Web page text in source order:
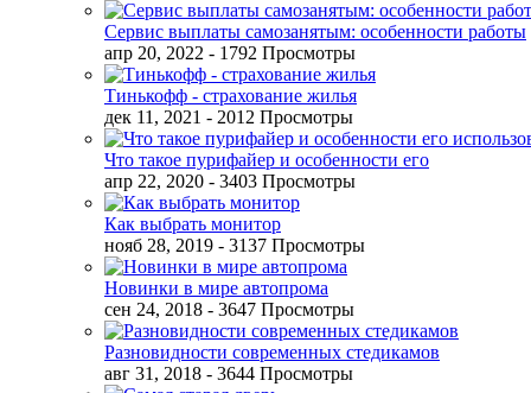
Сервис выплаты самозанятым: особенности работы
апр 20, 2022 - 1792 Просмотры
Тинькофф - страхование жилья
дек 11, 2021 - 2012 Просмотры
Что такое пурифайер и особенности его
апр 22, 2020 - 3403 Просмотры
Как выбрать монитор
нояб 28, 2019 - 3137 Просмотры
Новинки в мире автопрома
сен 24, 2018 - 3647 Просмотры
Разновидности современных стедикамов
авг 31, 2018 - 3644 Просмотры